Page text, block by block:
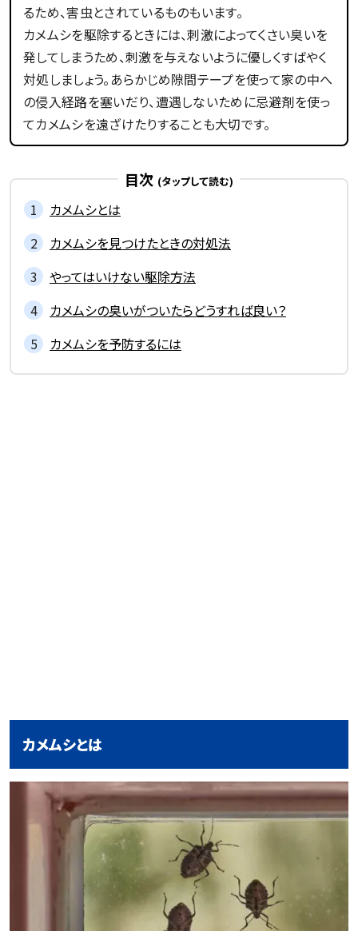
るため、害虫とされているものもいます。
カメムシを駆除するときには、刺激によってくさい臭いを
発してしまうため、刺激を与えないように優しくすばやく
対処しましょう。あらかじめ隙間テープを使って家の中へ
の侵入経路を塞いだり、遭遇しないために忌避剤を使っ
てカメムシを遠ざけたりすることも大切です。
目次
カメムシとは
カメムシを見つけたときの対処法
やってはいけない駆除方法
カメムシの臭いがついたらどうすれば良い？
カメムシを予防するには
カメムシとは